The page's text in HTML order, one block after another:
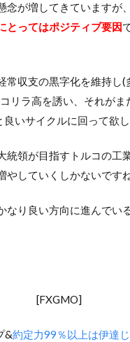
念が増してきていますが、
とってはポジティブ要因
常収支の黒字化を維持し(
リラ高を誘い、それがま
いサイクルに回って欲し
統領が目指すトルコの工
やしていくしかないですね
なり良い方向に進んでい
[FXGMO]
&約定力99％以上は伊達